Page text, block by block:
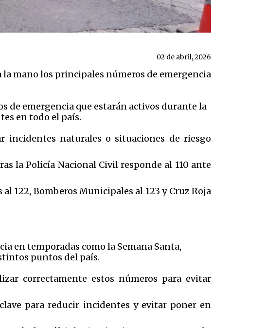
02 de abril, 2026
mano los principales números de emergencia
de emergencia que estarán activos durante la
en todo el país.
incidentes naturales o situaciones de riesgo
la Policía Nacional Civil responde al 110 ante
122, Bomberos Municipales al 123 y Cruz Roja
en temporadas como la Semana Santa,
puntos del país.
correctamente estos números para evitar
para reducir incidentes y evitar poner en